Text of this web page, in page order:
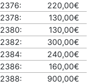
2376:
220,00€
2378:
130,00€
2380:
130,00€
2382:
300,00€
2384:
240,00€
2386:
160,00€
2388: 900,00€